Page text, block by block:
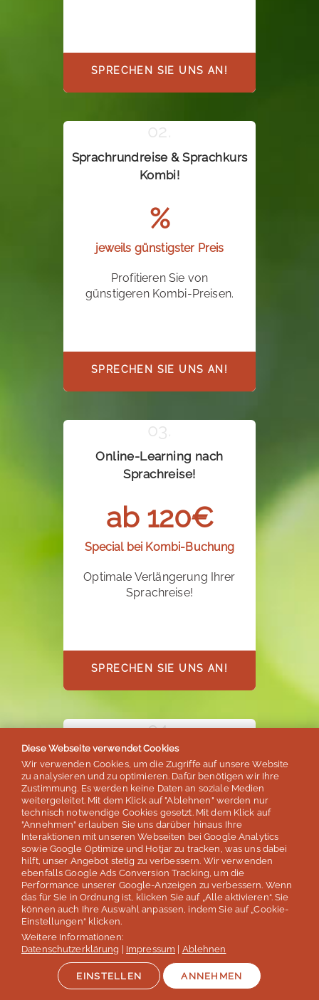
SPRECHEN SIE UNS AN!
Sprachrundreise & Sprachkurs
Kombi!
%
jeweils günstigster Preis
Profitieren Sie von
günstigeren Kombi-Preisen.
SPRECHEN SIE UNS AN!
Online-Learning nach
Sprachreise!
ab 120€
Special bei Kombi-Buchung
Optimale Verlängerung Ihrer
Sprachreise!
SPRECHEN SIE UNS AN!
Unser Dankeschön!
20€
für Ihre Weiterempfehlung
Für jede Weiterempfehlung,
die zu einer Reisebuchung
führt.
SPRECHEN SIE UNS AN!
Diese Webseite verwendet Cookies
Wir verwenden Cookies, um die Zugriffe auf unsere Website
zu analysieren und zu optimieren. Dafür benötigen wir Ihre
Zustimmung. Es werden keine Daten an soziale Medien
weitergeleitet. Mit dem Klick auf "Ablehnen" werden nur
technisch notwendige Cookies gesetzt. Mit dem Klick auf
"Annehmen" erlauben Sie uns darüber hinaus Ihre
Interaktionen mit unseren Webseiten bei Google Analytics
sowie Google Optimize und Hotjar zu tracken, was uns dabei
hilft, unser Angebot stetig zu verbessern. Wir verwenden
ebenfalls Google Ads Conversion Tracking, um die
Performance unserer Google-Anzeigen zu verbessern. Wenn
das für Sie in Ordnung ist, klicken Sie auf „Alle aktivieren“. Sie
können auch Ihre Auswahl anpassen, indem Sie auf „Cookie-
Einstellungen“ klicken.
Weitere Informationen:
Datenschutzerklärung
Impressum Ablehnen
EINSTELLEN ANNEHMEN